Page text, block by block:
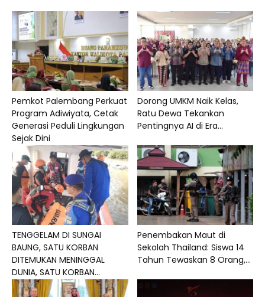
Pemkot Palembang Perkuat
Program Adiwiyata, Cetak
Generasi Peduli Lingkungan
Sejak Dini
Dorong UMKM Naik Kelas,
Ratu Dewa Tekankan
Pentingnya AI di Era...
TENGGELAM DI SUNGAI
BAUNG, SATU KORBAN
DITEMUKAN MENINGGAL
DUNIA, SATU KORBAN...
Penembakan Maut di
Sekolah Thailand: Siswa 14
Tahun Tewaskan 8 Orang,...